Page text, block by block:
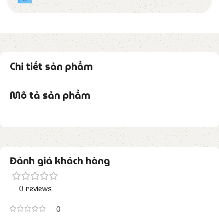
Chi tiết sản phẩm
Mô tả sản phẩm
Đánh giá khách hàng
0 reviews
0